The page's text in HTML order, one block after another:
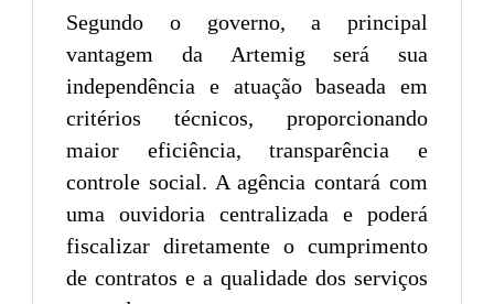
Segundo o governo, a principal
vantagem da Artemig será sua
independência e atuação baseada em
critérios técnicos, proporcionando
maior eficiência, transparência e
controle social. A agência contará com
uma ouvidoria centralizada e poderá
fiscalizar diretamente o cumprimento
de contratos e a qualidade dos serviços